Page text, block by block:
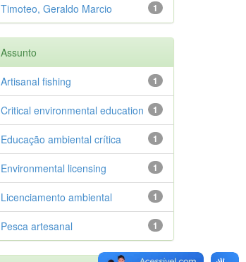
1
Timoteo, Geraldo Marcio
Assunto
1
Artisanal fishing
1
Critical environmental education
1
Educação ambiental crítica
1
Environmental licensing
1
Licenciamento ambiental
1
Pesca artesanal